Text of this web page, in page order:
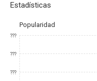
Estadísticas
Popularidad
???
???
???